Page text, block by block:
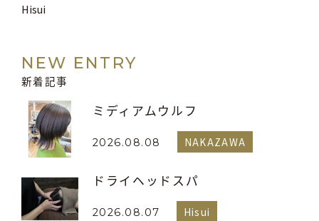
Hisui
NEW ENTRY
新着記事
ミディアムウルフ
2026.08.08 NAKAZAWA
ドライヘッドスパ
2026.08.07 Hisui